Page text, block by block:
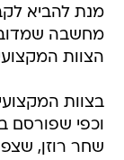
מנת להביא
מחשבה
הצוות
בצוות
וכפי שפורסם
שחר רוזן,